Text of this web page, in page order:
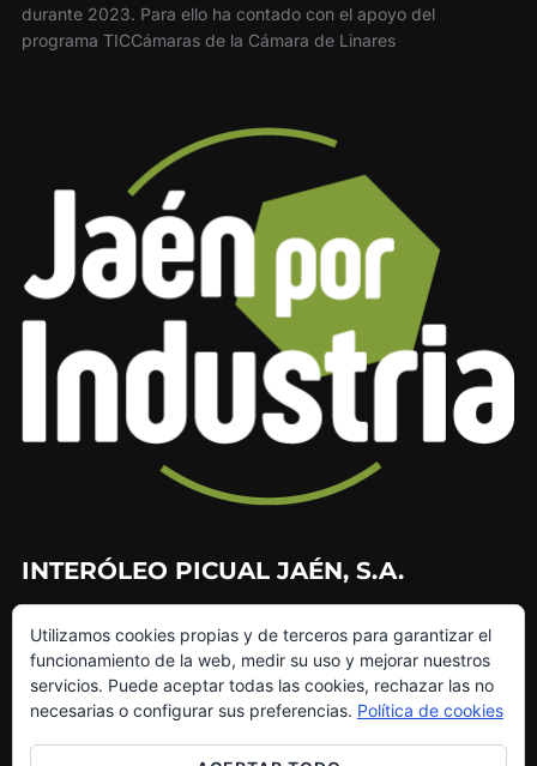
durante 2023. Para ello ha contado con el apoyo del
programa TICCámaras de la Cámara de Linares
INTERÓLEO PICUAL JAÉN, S.A.
953 226 010
953 272 499
info@interoleo.com
canaldedenuncias@interoleo.com
Utilizamos cookies propias y de terceros para garantizar el
funcionamiento de la web, medir su uso y mejorar nuestros
servicios. Puede aceptar todas las cookies, rechazar las no
necesarias o configurar sus preferencias. Política de cookies